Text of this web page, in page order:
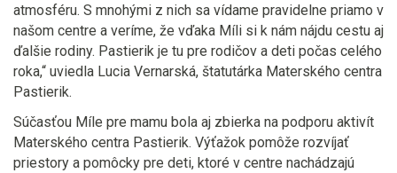
atmosféru. S mnohými z nich sa vídame pravidelne priamo v
našom centre a veríme, že vďaka Míli si k nám nájdu cestu aj
ďalšie rodiny. Pastierik je tu pre rodičov a deti počas celého
roka,“ uviedla Lucia Vernarská, štatutárka Materského centra
Pastierik.
Súčasťou Míle pre mamu bola aj zbierka na podporu aktivít
Materského centra Pastierik. Výťažok pomôže rozvíjať
priestory a pomôcky pre deti, ktoré v centre nachádzajú